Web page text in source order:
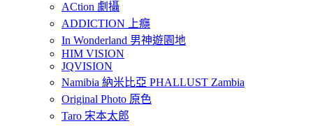
ACtion 劇攝
ADDICTION 上癮
In Wonderland 男神遊園地
HIM VISION
JQVISION
Namibia 納米比亞 PHALLUST Zambia
Original Photo 原色
Taro 宋本太郎